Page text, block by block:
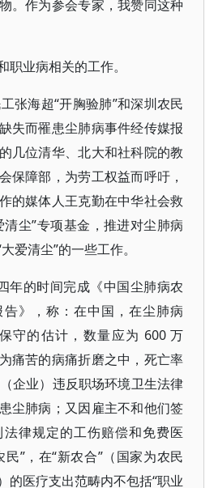
。作为参会专家，我赞同这种
职业病相关的工作。
张海超“开胸验肺”和深圳农民
失而罹患尘肺病事件经传媒报
几位清华、北大和社科院的教
保障部，为劳工权益而呼吁，
的媒体人王克勤在中华社会救
尘”专项基金，推进对尘肺病
爱清尘”的一些工作。
年的时间完成《中国尘肺病农
》，称：在中国，在尘肺病
守的估计，数量应为 600 万
痛苦的病痛折磨之中，死亡率
企业）违反职场环境卫生法律
尘肺病；又因雇主不和他们签
律规定的工伤赔偿和免费医
”，在“新农合”（国家为农民
的医疗支出范畴内不包括“职业